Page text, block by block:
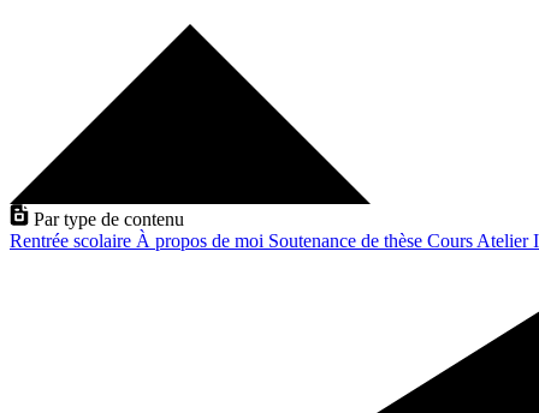
Par type de contenu
Rentrée scolaire À propos de moi Soutenance de thèse Cours Atelier